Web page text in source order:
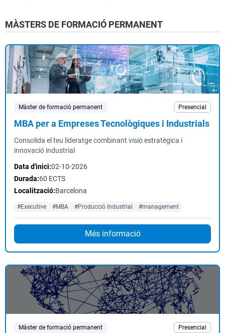
MÀSTERS DE FORMACIÓ PERMANENT
Màster de formació permanent Presencial
MBA per a Empreses Tecnològiques i Industrials
Consolida el teu lideratge combinant visió estratègica i
innovació industrial
Data d'inici:02-10-2026
Durada:60 ECTS
Localització:Barcelona
#Executive #MBA #Producció Industrial #management
Més informació
Màster de formació permanent Presencial